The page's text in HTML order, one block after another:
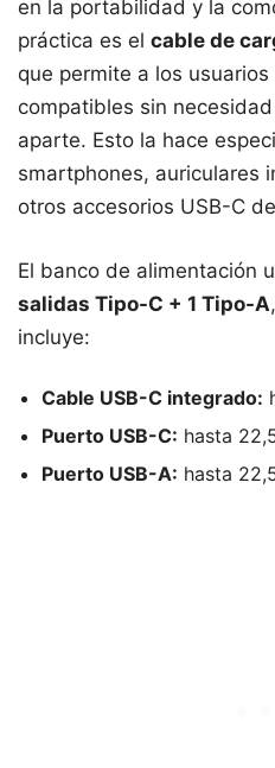
en la portabilidad y la
práctica es el cable de
que permite a los
compatibles sin
aparte. Esto la hace
smartphones, auriculares
otros accesorios USB-C
El banco de alimentación
salidas Tipo-C + 1 Tipo-A
incluye:
Cable USB-C integrado:
Puerto USB-C: hasta
Puerto USB-A: hasta